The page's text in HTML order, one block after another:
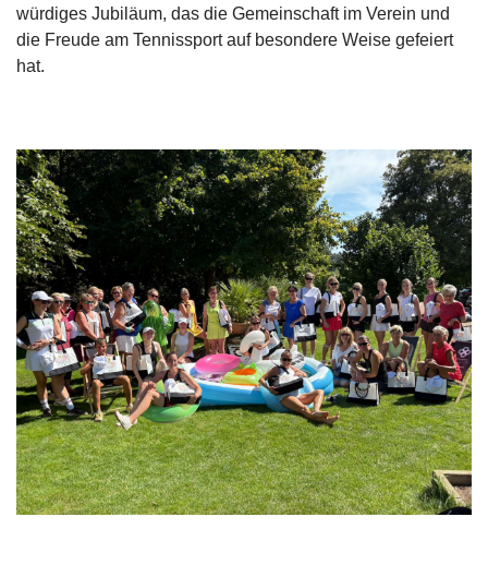
würdiges Jubiläum, das die Gemeinschaft im Verein und
die Freude am Tennissport auf besondere Weise gefeiert
hat.